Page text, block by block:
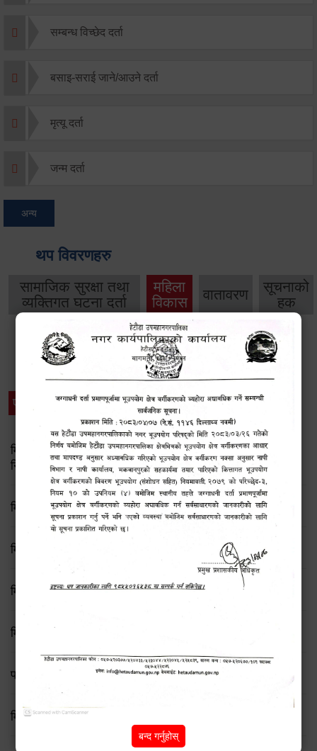
सम्बन्ध विच्छेद दर्ता
बसाइ-सराई जाने/आउने दर्ता
मृत्यू दर्ता
जन्म दर्ता
अन्य
थप विवरणहरु
सामाजिक सुरक्षा तथा
व्यक्तिगत घटना दर्ता
महिला
विकास
वातावरण
सूचनाको
हक
विशेष विवरणहरु
प्रेस नोट
मिति २०८३ जेष्ठ १७ गते बसेको ८३औं नगर कार्यपालिकाको बैठकको
निर्णय
मिति २०८२/८/२१ गते बसेको ७६ औँ कार्यपालिका बैठकका निर्णयहरु
मिति २०८२/८/११ गते बसेको ७५ औँ कार्यपालिका बैठकका निर्णयहरु
मिति २०८२/७/१९ गते बसेको ७४ औँ कार्यपालिका बैठकका निर्णयहरु
मिति २०८२।०६।२३ गते बसेको कार्यपालिका बैठकका निर्णयहरु
प्रेस विज्ञप्ति
मिति २०८२।०२।१३ गते बसेको कार्यपालिका बैठकका निर्णयहरु
बन्द गर्नुहोस्